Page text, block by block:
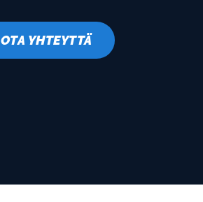
OTA YHTEYTTÄ